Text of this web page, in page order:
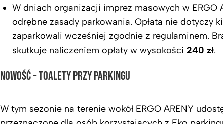
W dniach organizacji imprez masowych w ERGO
odrębne zasady parkowania. Opłata nie dotyczy
zaparkowali wcześniej zgodnie z regulaminem.
skutkuje naliczeniem opłaty w wysokości 240 zł.
NOWOŚĆ – TOALETY PRZY PARKINGU
W tym sezonie na terenie wokół ERGO ARENY